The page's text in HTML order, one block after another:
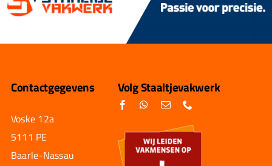
Contactgegevens
Voske 12a
5111 PE
Baarle-Nassau
Volg Staaltjevakwerk